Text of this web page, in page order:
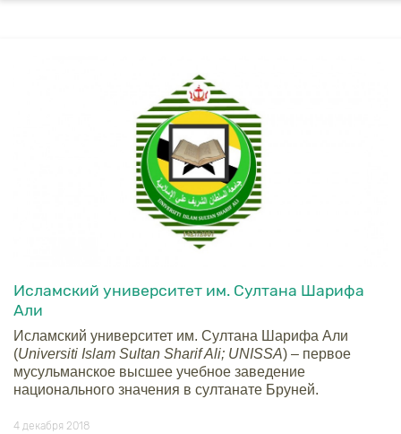
Исламский университет им. Cултана Шарифа
Али
Исламский университет им. Cултана Шарифа Али
(Universiti Islam Sultan Sharif Ali; UNISSA) – первое
мусульманское высшее учебное заведение
национального значения в султанате Бруней.
4 декабря 2018